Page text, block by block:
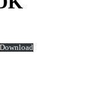
Download